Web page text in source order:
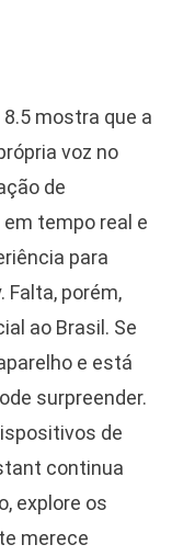
8.5 mostra que a
voz no
de
tempo real e
para
Falta, porém,
ao Brasil. Se
e está
surpreender.
de
continua
explore os
merece